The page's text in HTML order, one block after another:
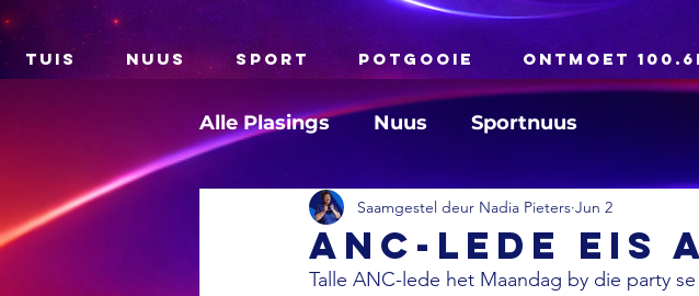
TUIS NUUS SPORT POTGOOIE ONTMOET
Alle Plasings Nuus Sportnuus
ANC-lede eis
Saamgestel deur Nadia Pieters Jun 2
Talle ANC-lede het Maandag by die party